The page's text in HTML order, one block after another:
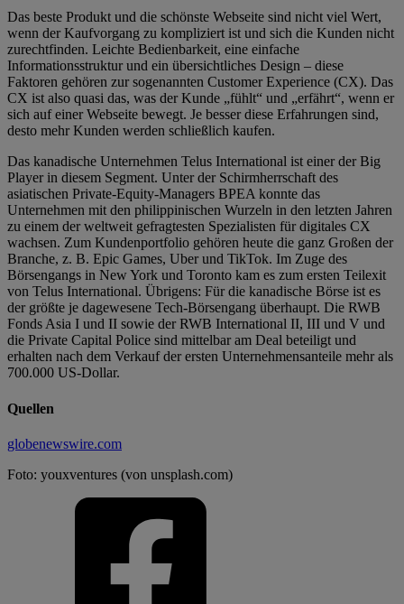
Das beste Produkt und die schönste Webseite sind nicht viel Wert,
wenn der Kaufvorgang zu kompliziert ist und sich die Kunden nicht
zurechtfinden. Leichte Bedienbarkeit, eine einfache
Informationsstruktur und ein übersichtliches Design – diese
Faktoren gehören zur sogenannten Customer Experience (CX). Das
CX ist also quasi das, was der Kunde „fühlt“ und „erfährt“, wenn er
sich auf einer Webseite bewegt. Je besser diese Erfahrungen sind,
desto mehr Kunden werden schließlich kaufen.
Das kanadische Unternehmen Telus International ist einer der Big
Player in diesem Segment. Unter der Schirmherrschaft des
asiatischen Private-Equity-Managers BPEA konnte das
Unternehmen mit den philippinischen Wurzeln in den letzten Jahren
zu einem der weltweit gefragtesten Spezialisten für digitales CX
wachsen. Zum Kundenportfolio gehören heute die ganz Großen der
Branche, z. B. Epic Games, Uber und TikTok. Im Zuge des
Börsengangs in New York und Toronto kam es zum ersten Teilexit
von Telus International. Übrigens: Für die kanadische Börse ist es
der größte je dagewesene Tech-Börsengang überhaupt. Die RWB
Fonds Asia I und II sowie der RWB International II, III und V und
die Private Capital Police sind mittelbar am Deal beteiligt und
erhalten nach dem Verkauf der ersten Unternehmensanteile mehr als
700.000 US-Dollar.
Quellen
globenewswire.com
Foto: youxventures (von unsplash.com)